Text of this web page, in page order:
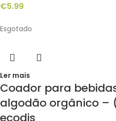
€5.99
Esgotado
Ler mais
Coador para
algodão orgânico –